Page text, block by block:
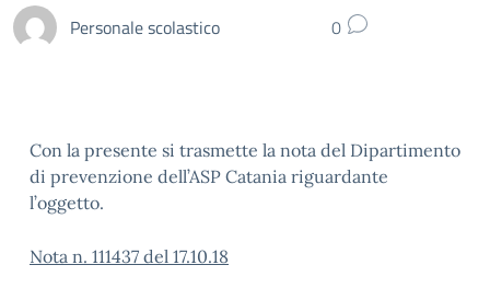
Personale scolastico 0
Con la presente si trasmette la nota del Dipartimento
di prevenzione dell’ASP Catania riguardante
l’oggetto.
Nota n. 111437 del 17.10.18